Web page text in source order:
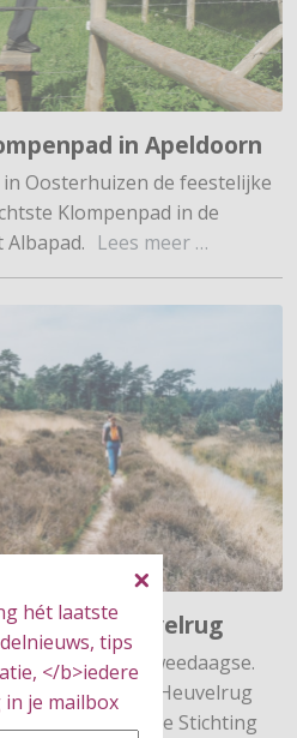
hét laatste
tips
</b>iedere
je mailbox
in Apeldoorn
Oosterhuizen de feestelijke
Klompenpad in de
Lees meer …
Heuvelrug
een eigen tweedaagse.
de Utrechtse Heuvelrug
nieuw initiatief: de Stichting